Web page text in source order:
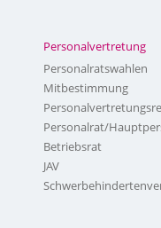
Personalvertretung
Personalratswahlen
Mitbestimmung
Personalrat/
Betriebsrat
JAV